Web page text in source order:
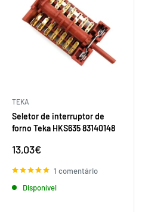
TEKA
Seletor de interruptor de
forno Teka HKS635 83140148
Preço
venda
13,03€
1 comentário
Disponível